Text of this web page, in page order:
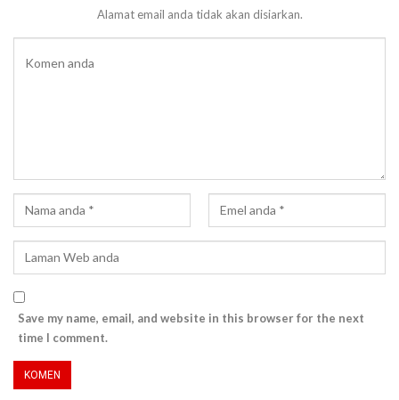
Alamat email anda tidak akan disiarkan.
Save my name, email, and website in this browser for the next
time I comment.